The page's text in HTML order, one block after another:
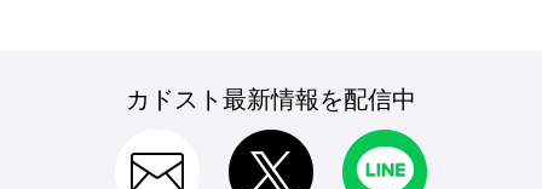
カドスト最新情報を配信中